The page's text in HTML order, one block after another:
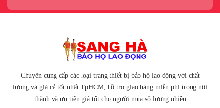
Chuyên cung cấp các loại trang thiết bị bảo hộ lao động với chất
lượng và giá cả tốt nhất TpHCM, hỗ trợ giao hàng miễn phí trong nội
thành và ưu tiên giá tốt cho người mua số lượng nhiều